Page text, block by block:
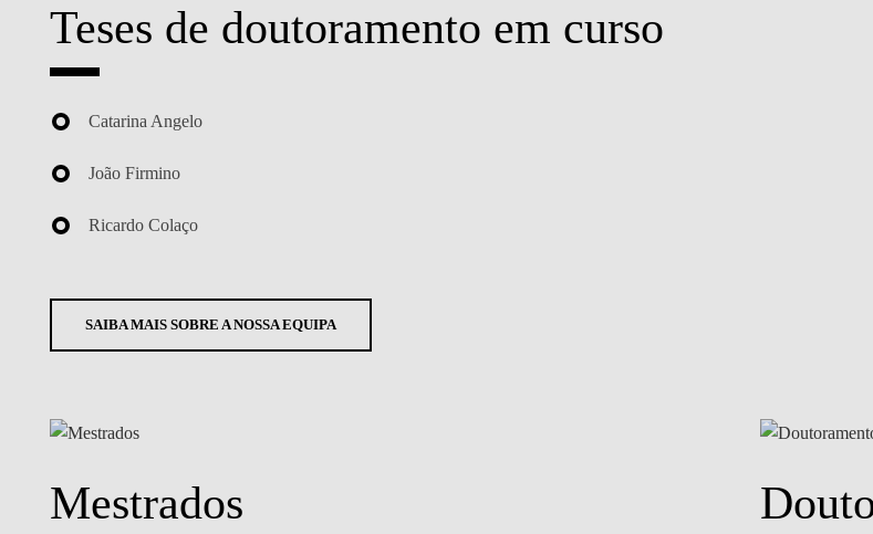
Teses de doutoramento em curso
Catarina Angelo
João Firmino
Ricardo Colaço
SAIBA MAIS SOBRE A NOSSA EQUIPA
Mestrados